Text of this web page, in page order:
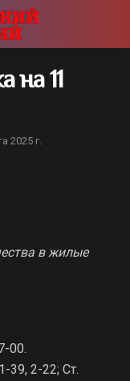
на 11
2025 г.
в жилые
00.
39, 2-22; Ст.